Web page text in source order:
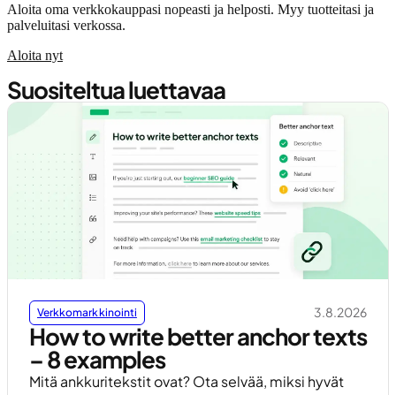
Aloita oma verkkokauppasi nopeasti ja helposti. Myy tuotteitasi ja
palveluitasi verkossa.
Aloita nyt
Suositeltua luettavaa
Verkkomarkkinointi 3.8.2026
How to write better anchor texts
– 8 examples
Mitä ankkuritekstit ovat? Ota selvää, miksi hyvät